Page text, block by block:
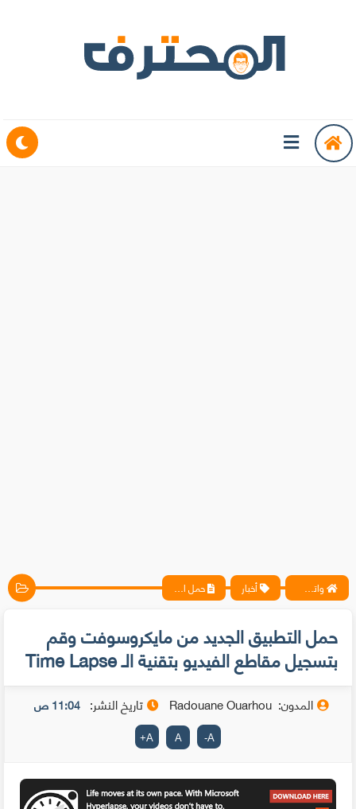
واتس آب ، فيسبوك ، أنترنت ، شروحات تقنية حصرية - المحترف أخبار حمل التطبيق الجديد من مايكروسوفت وقم بتسجيل مقاطع الفيديو بتقنية الـ Time Lapse
حمل التطبيق الجديد من مايكروسوفت وقم
بتسجيل مقاطع الفيديو بتقنية الـ Time Lapse
المدون: Radouane Ouarhou تاريخ النشر: 11:04 ص
A
-
A
A
+